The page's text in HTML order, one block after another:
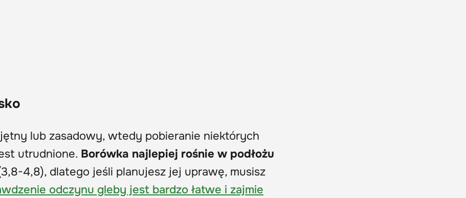
lub zasadowy, wtedy pobieranie niektórych
utrudnione. Borówka najlepiej rośnie w podłożu
4,8), dlatego jeśli planujesz jej uprawę, musisz
odczynu gleby jest bardzo łatwe i zajmie